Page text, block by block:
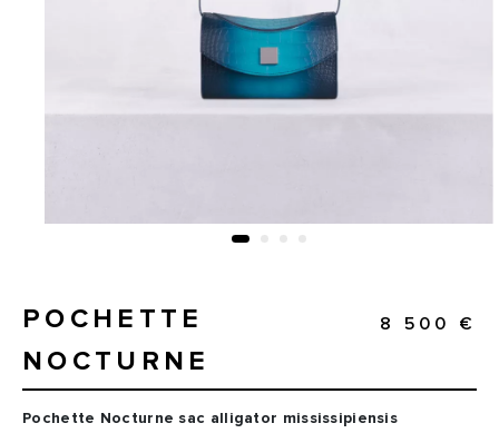
POCHETTE
NOCTURNE
8 500 €
Pochette Nocturne sac alligator mississipiensis